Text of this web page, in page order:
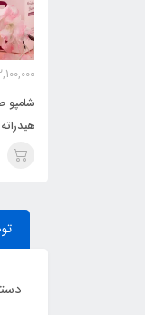
تومان
شامپو صورتی آبرسان و
هیدراته کننده ریواریچی